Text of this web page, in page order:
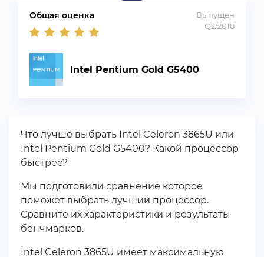
Выпущен
Q2/2018
Общая оценка
Intel Pentium Gold G5400
Что лучше выбрать Intel Celeron 3865U или
Intel Pentium Gold G5400? Какой процессор
быстрее?
Мы подготовили сравнение которое
поможет выбрать лучший процессор.
Сравните их характеристики и результаты
бенчмарков.
Intel Celeron 3865U имеет максимальную